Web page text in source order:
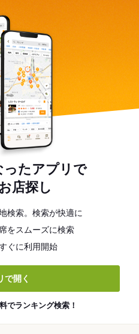
ったアプリで
店探し
検索。検索が快適に
をスムーズに検索
ぐに利用開始
で開く
でランキング検索！